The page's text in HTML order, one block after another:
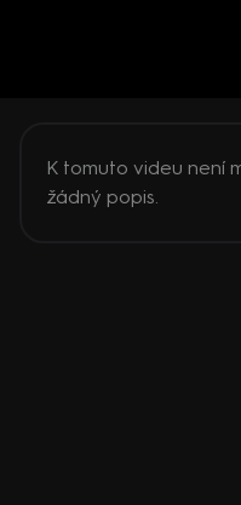
K tomuto videu není
žádný popis.